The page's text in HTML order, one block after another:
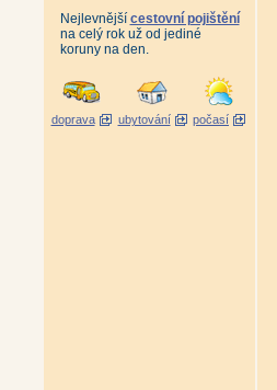
Nejlevnější cestovní pojištění
na celý rok už od jediné
koruny na den.
doprava ubytování počasí